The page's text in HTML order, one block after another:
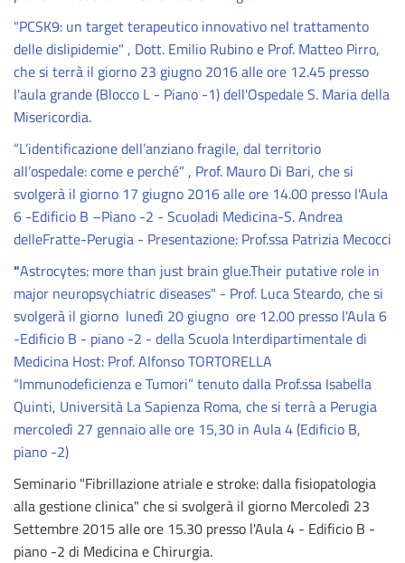
"PCSK9: un target terapeutico innovativo nel trattamento
delle dislipidemie" , Dott. Emilio Rubino e Prof. Matteo Pirro,
che si terrà il giorno 23 giugno 2016 alle ore 12.45 presso
l'aula grande (Blocco L - Piano -1) dell'Ospedale S. Maria della
Misericordia.
“L’identificazione dell’anziano fragile, dal territorio
all’ospedale: come e perché” , Prof. Mauro Di Bari, che si
svolgerà il giorno 17 giugno 2016 alle ore 14.00 presso l'Aula
6 -Edificio B –Piano -2 - Scuoladi Medicina-S. Andrea
delleFratte-Perugia - Presentazione: Prof.ssa Patrizia Mecocci
"Astrocytes: more than just brain glue.Their putative role in
major neuropsychiatric diseases" - Prof. Luca Steardo, che si
svolgerà il giorno lunedì 20 giugno ore 12.00 presso l'Aula 6
-Edificio B - piano -2 - della Scuola Interdipartimentale di
Medicina Host: Prof. Alfonso TORTORELLA
“Immunodeficienza e Tumori” tenuto dalla Prof.ssa Isabella
Quinti, Università La Sapienza Roma, che si terrà a Perugia
mercoledì 27 gennaio alle ore 15,30 in Aula 4 (Edificio B,
piano -2)
Seminario "Fibrillazione atriale e stroke: dalla fisiopatologia
alla gestione clinica" che si svolgerà il giorno Mercoledì 23
Settembre 2015 alle ore 15.30 presso l'Aula 4 - Edificio B -
piano -2 di Medicina e Chirurgia.